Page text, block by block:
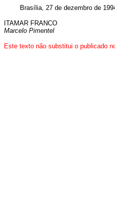
Brasília, 27 de dezembro de 1994;
ITAMAR FRANCO
Marcelo Pimentel
Este texto não substitui o publicado